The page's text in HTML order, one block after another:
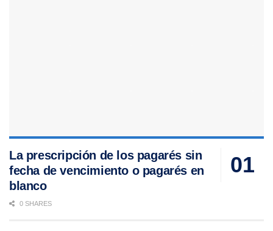
La prescripción de los pagarés sin
fecha de vencimiento o pagarés en
blanco
0 SHARES